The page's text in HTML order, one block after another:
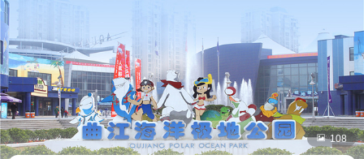
 108